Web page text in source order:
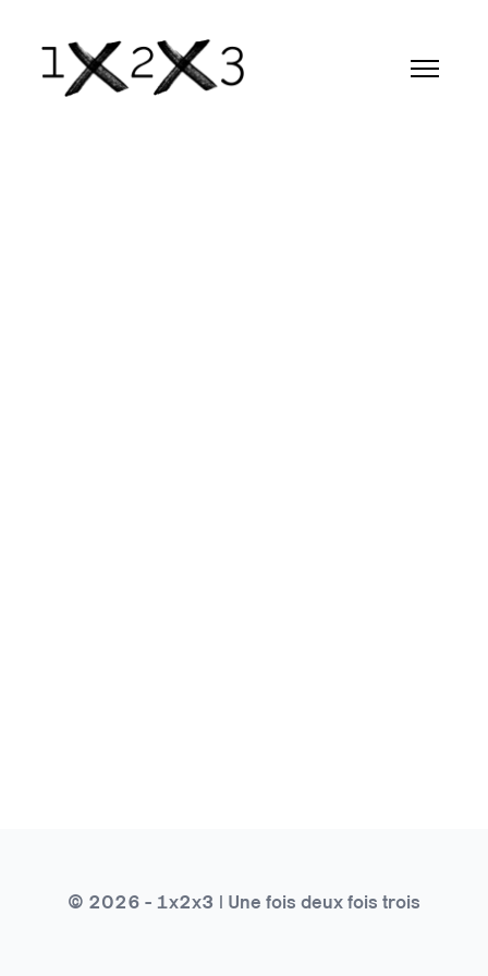
© 2026 - 1x2x3 | Une fois deux fois trois